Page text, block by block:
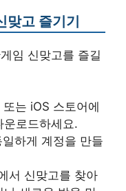
맞고 즐기기
임 신맞고를 즐길
는 iOS 스토어에
로드하세요.
일하게 계정을 만들
서 신맞고를 찾아